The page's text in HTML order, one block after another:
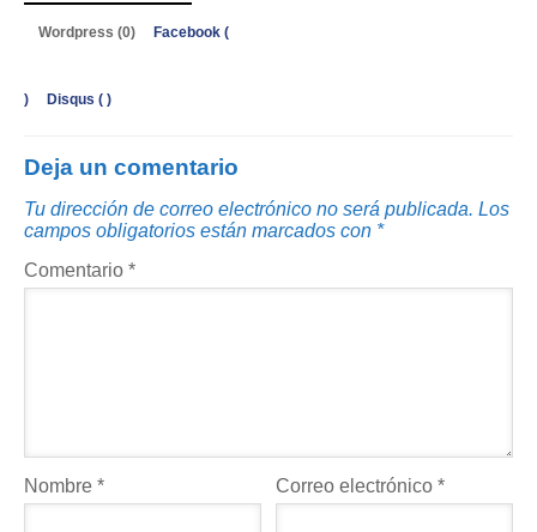
Wordpress (0) Facebook (
) Disqus ( )
Deja un comentario
Tu dirección de correo electrónico no será publicada. Los
campos obligatorios están marcados con *
Comentario *
Nombre * Correo electrónico*